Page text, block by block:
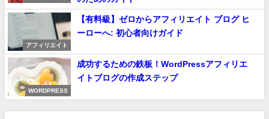
アフィリエイト
【有料級】ゼロからアフィリエイト ブログ ヒ
ーローへ: 初心者向けガイド
WORDPRESS
成功するための鉄板！WordPressアフィリエ
イトブログの作成ステップ